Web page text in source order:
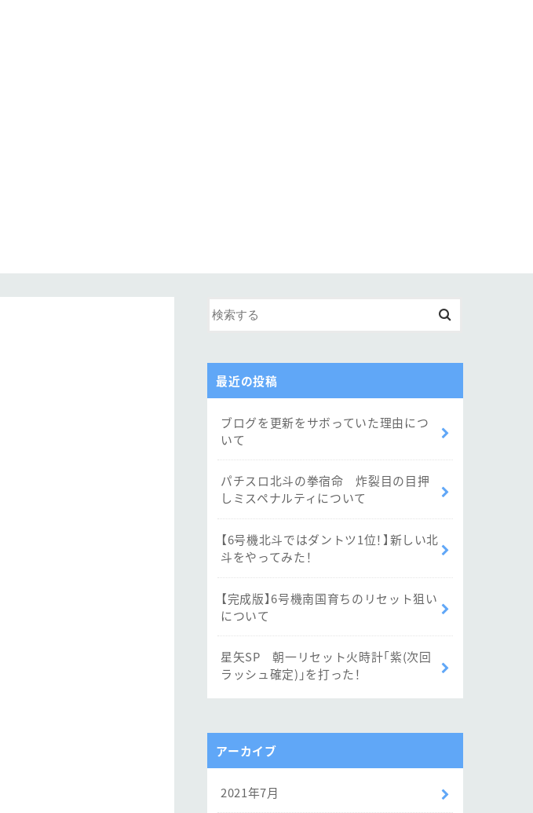
最近の投稿
ブログを更新をサボっていた理由につ
いて
パチスロ北斗の拳宿命 炸裂目の目押
しミスペナルティについて
【6号機北斗ではダントツ1位！】新しい北
斗をやってみた！
【完成版】6号機南国育ちのリセット狙い
について
星矢SP 朝一リセット火時計「紫(次回
ラッシュ確定)」を打った！
アーカイブ
2021年7月